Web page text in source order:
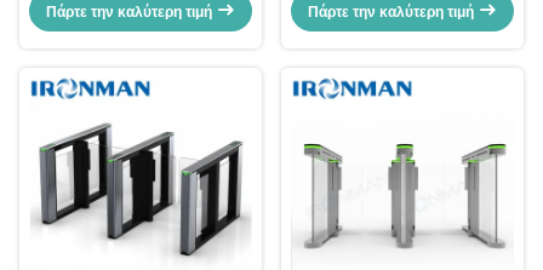
εισόδων για το κτίριο γραφείων
Πάρτε την καλύτερη τιμή
ταλάντευσης για τους
αερολιμένες/τις βιβλιοθήκες
Πάρτε την καλύτερη τιμή